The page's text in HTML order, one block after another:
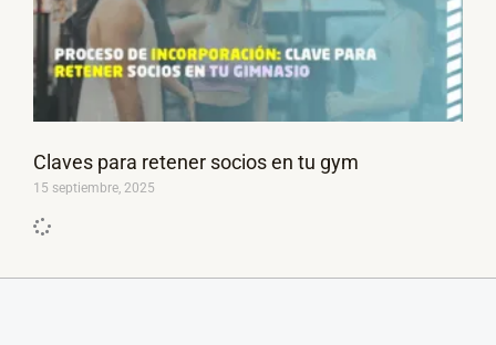
Claves para retener socios en tu gym
15 septiembre, 2025